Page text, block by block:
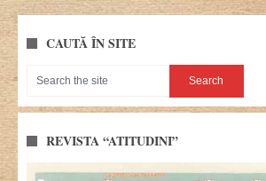
CAUTĂ ÎN SITE
REVISTA “ATITUDINI”